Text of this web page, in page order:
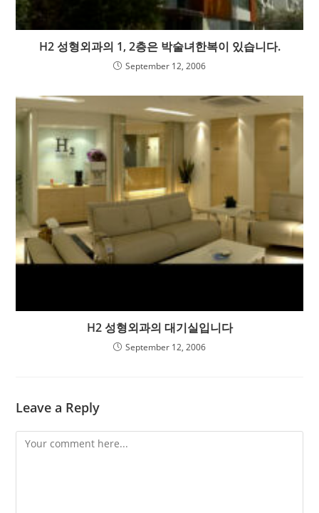
H2 성형외과의 1, 2층은 박술녀한복이 있습니다.
September 12, 2006
H2 성형외과의 대기실입니다
September 12, 2006
Leave a Reply
Comment